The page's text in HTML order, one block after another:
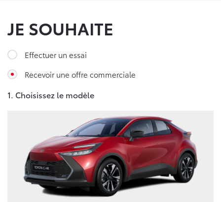
JE SOUHAITE
Effectuer un essai
Recevoir une offre commerciale
1. Choisissez le modèle